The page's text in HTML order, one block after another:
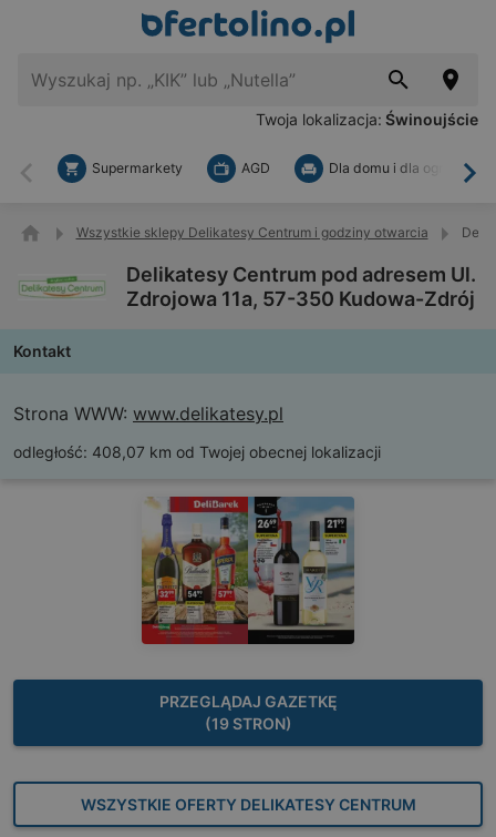
Twoja lokalizacja: Świnoujście
Wstecz
Supermarkety AGD Dla domu i dla ogrodu
Wszystkie sklepy Delikatesy Centrum i godziny otwarcia
Delikatesy Centrum pod adresem Ul.
Zdrojowa 11a, 57-350 Kudowa-Zdrój
Kontakt
Strona WWW: www.delikatesy.pl
odległość: 408,07 km od Twojej obecnej lokalizacji
PRZEGLĄDAJ GAZETKĘ
(19 STRON)
WSZYSTKIE OFERTY DELIKATESY CENTRUM